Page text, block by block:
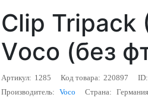
Clip Tripack
Vосо (без
Артикул: 1285 Код товара: 220897 ID:
Производитель: Voco Страна: Германия